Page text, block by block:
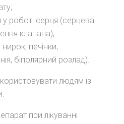
роботі серця (серцева
клапана);
печінки;
біполярний розлад).
людям із
при лікуванні